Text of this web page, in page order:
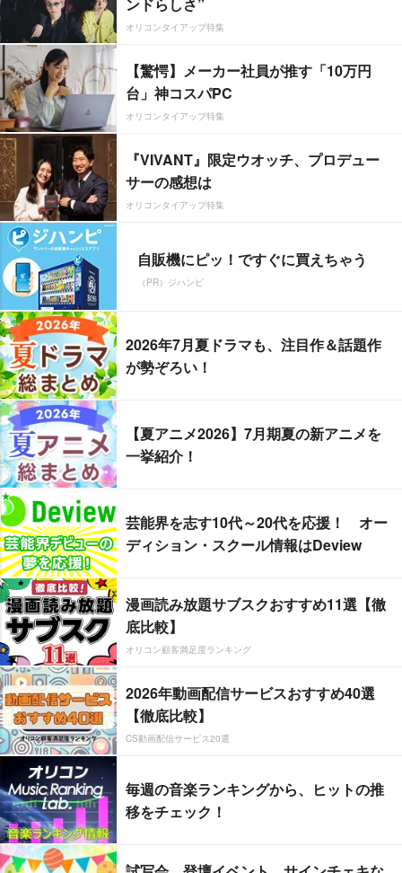
オリコンタイアップ特集
【驚愕】メーカー社員が推す「10万円
台」神コスパPC
オリコンタイアップ特集
『VIVANT』限定ウオッチ、プロデュー
サーの感想は
オリコンタイアップ特集
自販機にピッ！ですぐに買えちゃう
（PR）ジハンピ
2026年7月夏ドラマも、注目作＆話題作
が勢ぞろい！
【夏アニメ2026】7月期夏の新アニメを
一挙紹介！
芸能界を志す10代～20代を応援！ オー
ディション・スクール情報はDeview
漫画読み放題サブスクおすすめ11選【徹
底比較】
オリコン顧客満足度ランキング
2026年動画配信サービスおすすめ40選
【徹底比較】
CS動画配信サービス20選
毎週の音楽ランキングから、ヒットの推
移をチェック！